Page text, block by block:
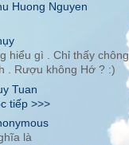
Huong Nguyen
hiểu gì . Chỉ thấy chông
. Rượu không Hớ ? :)
Tuan
tiếp >>>
là